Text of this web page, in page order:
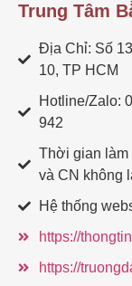
Trung Tâm
Địa Chỉ: Số
10, TP HCM
Hotline/Zalo:
942
Thời gian làm
và CN không
Hệ thống
https://
https://